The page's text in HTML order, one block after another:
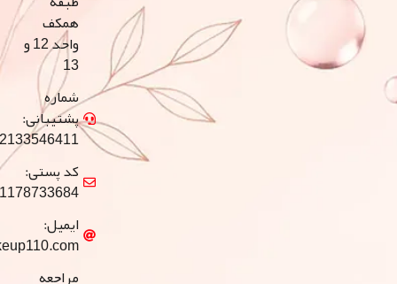
همکف
13
شماره
پشتیبانی:
02133546411
کد پستی:
1178733684
info@makeup110.com